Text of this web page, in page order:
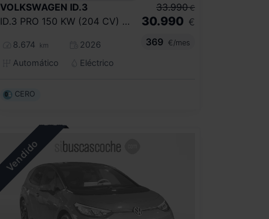
VOLKSWAGEN ID.3
ID.3 PRO 150 KW (204 CV) 59 KWH AUTOMÁTICO 1 VEL.
8.674 km
2026
Automático
Eléctrico
33.990 €
30.990 €
369
€/mes
CERO